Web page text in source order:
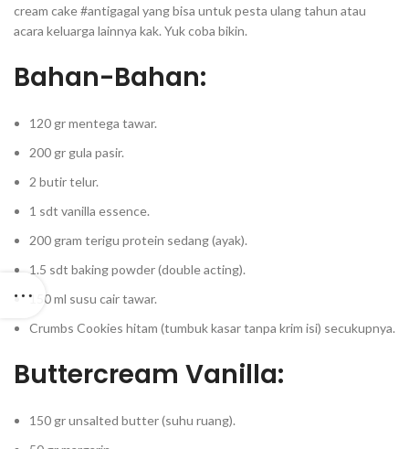
cream cake #antigagal yang bisa untuk pesta ulang tahun atau
acara keluarga lainnya kak. Yuk coba bikin.
Bahan-Bahan:
120 gr mentega tawar.
200 gr gula pasir.
2 butir telur.
1 sdt vanilla essence.
200 gram terigu protein sedang (ayak).
1.5 sdt baking powder (double acting).
150 ml susu cair tawar.
Crumbs Cookies hitam (tumbuk kasar tanpa krim isi) secukupnya.
Buttercream Vanilla:
150 gr unsalted butter (suhu ruang).